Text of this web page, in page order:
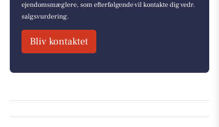
ejendomsmæglere, som efterfølgende vil kontakte dig vedr.
salgsvurdering.
Bliv kontaktet